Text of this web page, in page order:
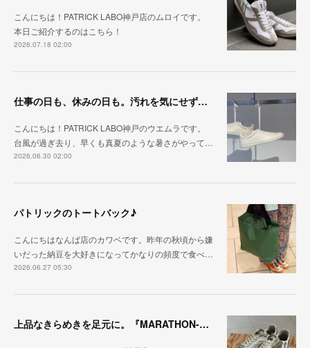
こんにちは！PATRICK LABO神戸店のムロイです。
本日ご紹介するのはこちら！
2026.07.18 02:00
仕事の日も、休みの日も。汚れを気にせず毎日履ける『PUNCH-WP_WHT』
こんにちは！PATRICK LABO神戸のウエムラです。
台風が過ぎ去り、早くも真夏のような暑さがやって…
2026.06.30 02:00
パトリックのトートバック♪
こんにちはなんば店のカワベです。昨年の秋頃から嫌
いだった納豆を大好きになってかなりの頻度で食べ…
2026.06.27 05:30
上品なきらめきを足元に。『MARATHON-HAKU』